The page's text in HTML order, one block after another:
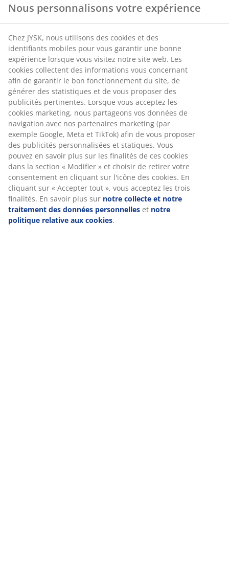
Nous personnalisons votre expérience
Chez JYSK, nous utilisons des cookies et des
identifiants mobiles pour vous garantir une bonne
expérience lorsque vous visitez notre site web. Les
cookies collectent des informations vous concernant
afin de garantir le bon fonctionnement du site, de
générer des statistiques et de vous proposer des
publicités pertinentes. Lorsque vous acceptez les
cookies marketing, nous partageons vos données de
navigation avec nos partenaires marketing (par
exemple Google, Meta et TikTok) afin de vous proposer
des publicités personnalisées et statiques. Vous
pouvez en savoir plus sur les finalités de ces cookies
dans la section « Modifier » et choisir de retirer votre
consentement en cliquant sur l'icône des cookies. En
cliquant sur « Accepter tout », vous acceptez les trois
finalités. En savoir plus sur notre collecte et notre
traitement des données personnelles et notre
politique relative aux cookies.